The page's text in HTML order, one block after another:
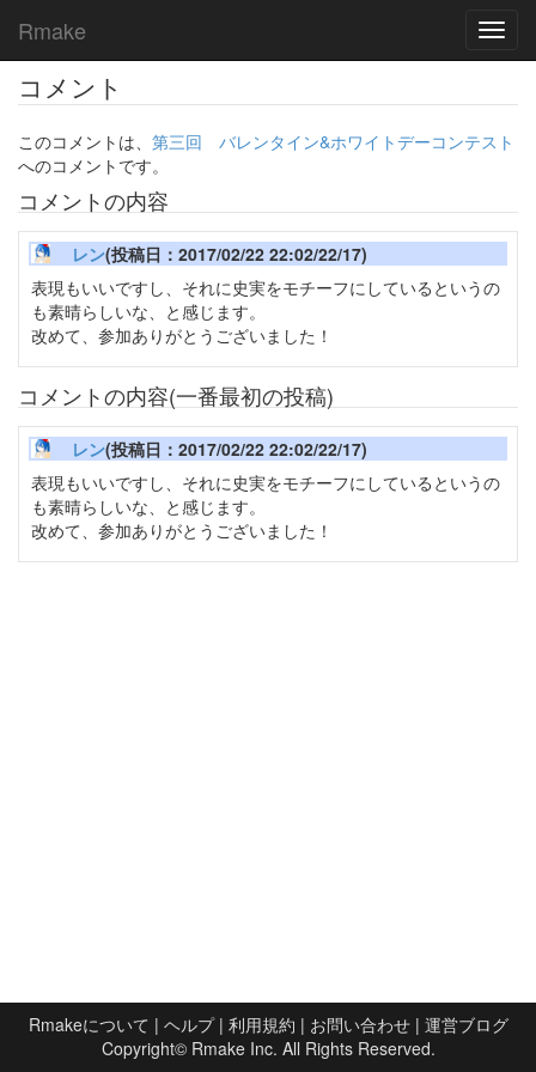
Rmake
コメント
このコメントは、 第三回 バレンタイン&ホワイトデーコンテスト
へのコメントです。
コメントの内容
レン(投稿日：2017/02/22 22:02/22/17)
表現もいいですし、それに史実をモチーフにしているというの
も素晴らしいな、と感じます。
改めて、参加ありがとうございました！
コメントの内容(一番最初の投稿)
レン(投稿日：2017/02/22 22:02/22/17)
表現もいいですし、それに史実をモチーフにしているというの
も素晴らしいな、と感じます。
改めて、参加ありがとうございました！
Rmakeについて | ヘルプ| 利用規約 | お問い合わせ| 運営ブログ
Copyright© Rmake Inc. All Rights Reserved.